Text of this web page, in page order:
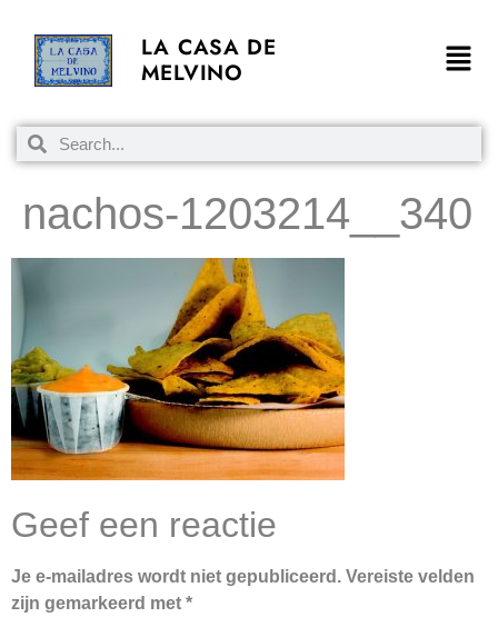
LA CASA DE
MELVINO
nachos-1203214__340
Geef een reactie
Je e-mailadres wordt niet gepubliceerd. Vereiste velden
zijn gemarkeerd met *